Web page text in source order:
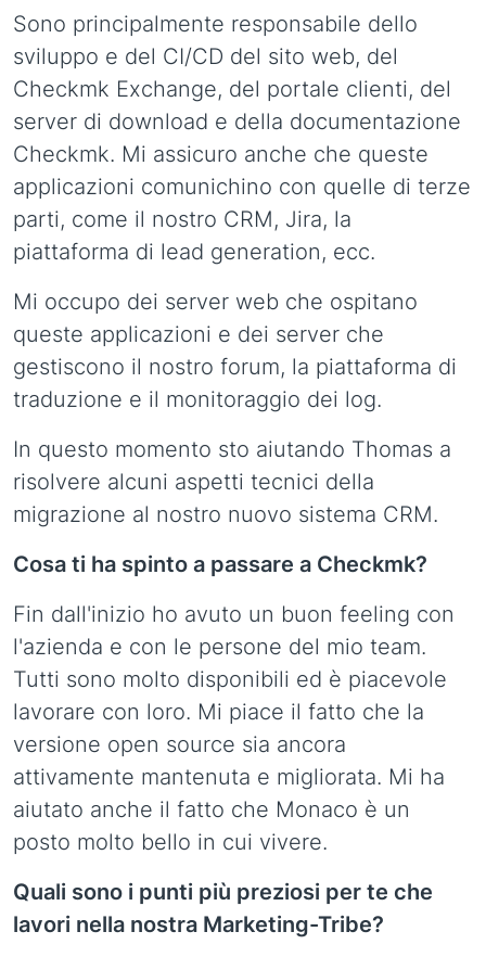
Sono principalmente responsabile dello
sviluppo e del CI/CD del sito web, del
Checkmk Exchange, del portale clienti, del
server di download e della documentazione
Checkmk. Mi assicuro anche che queste
applicazioni comunichino con quelle di terze
parti, come il nostro CRM, Jira, la
piattaforma di lead generation, ecc.
Mi occupo dei server web che ospitano
queste applicazioni e dei server che
gestiscono il nostro forum, la piattaforma di
traduzione e il monitoraggio dei log.
In questo momento sto aiutando Thomas a
risolvere alcuni aspetti tecnici della
migrazione al nostro nuovo sistema CRM.
Cosa ti ha spinto a passare a Checkmk?
Fin dall'inizio ho avuto un buon feeling con
l'azienda e con le persone del mio team.
Tutti sono molto disponibili ed è piacevole
lavorare con loro. Mi piace il fatto che la
versione open source sia ancora
attivamente mantenuta e migliorata. Mi ha
aiutato anche il fatto che Monaco è un
posto molto bello in cui vivere.
Quali sono i punti più preziosi per te che
lavori nella nostra Marketing-Tribe?